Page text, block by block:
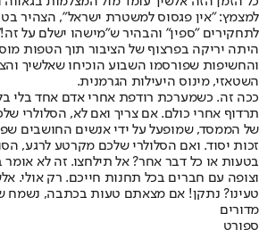
למצמץ: "אין פגסוס למשטרת ישראל", הצהיר
לתחקירים "ספין" והבהיר ש״מישהו ישלם על
היתה יריקה בפרצוף של הציבור תוך הטפות
והחשיפות שפורסמו השבוע הוכיחו שאלשיך
השטאזי, מינוס היעילות הגרמנית.
ככה זה. כשמערכת רודפת אחרי אדם אחד בלי
תרדוף אחרי כולם. אם צריך ואם לא, הסלולרי
של הממסד, שמופעל על ידי אנשים החושבים
זכות יסוד. ואם הסלולרי שלכם מקרטע לרגע,
בטעות או כל דבר אחר? אל תילחצו. זה לא
וצופה עם חברים בכל תחנות חייכם. רק אולי.
טעינו? נתקן! אם מצאתם טעות בכתבה, נשמח
מדורים
ספורט